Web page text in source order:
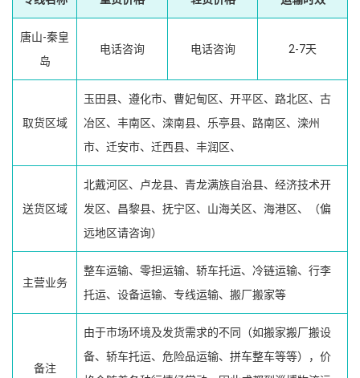
唐山-秦皇
岛
电话咨询 电话咨询 2-7天
取货区域
玉田县、遵化市、曹妃甸区、开平区、路北区、古
冶区、丰南区、滦南县、乐亭县、路南区、滦州
市、迁安市、迁西县、丰润区、
送货区域
北戴河区、卢龙县、青龙满族自治县、经济技术开
发区、昌黎县、抚宁区、山海关区、海港区、（偏
远地区请咨询）
主营业务
整车运输、零担运输、轿车托运、冷链运输、行李
托运、设备运输、专线运输、搬厂搬家等
备注
由于市场环境及发货需求的不同（如搬家搬厂搬设
备、轿车托运、危险品运输、拼车整车等等），价